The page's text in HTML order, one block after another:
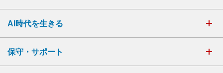
AI時代を生きる
保守・サポート